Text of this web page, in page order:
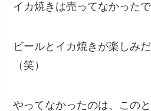
イカ焼きは売ってなかった
ビールとイカ焼きが楽しみ
（笑）
やってなかったのは、この